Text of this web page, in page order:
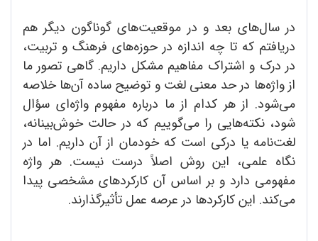
در سال‌های بعد و در موقعیت‌های گوناگون دیگر هم
دریافتم که تا چه اندازه در حوزه‌های فرهنگ و تربیت،
در درک و اشتراک مفاهیم مشکل داریم. گاهی تصور ما
از واژه‌ها در حد معنی لغت و توضیح ساده آن‌ها خلاصه
می‌شود. از هر کدام از ما درباره مفهوم واژه‌ای سؤال
شود، نکته‌هایی را می‌گوییم که در حالت خوش‌بینانه،
لغت‌نامه‌ یا درکی است که خودمان از آن داریم. اما در
نگاه علمی، این روش اصلاً درست نیست. هر واژه
مفهومی دارد و بر اساس آن کارکردهای مشخصی پیدا
می‌کند. این کارکردها در عرصه عمل تأثیرگذارند.